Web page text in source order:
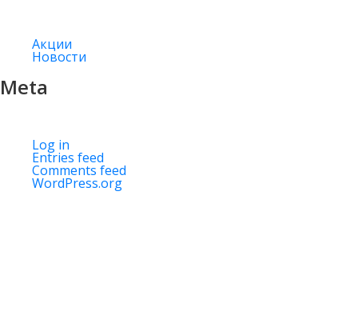
Акции
Новости
Meta
Log in
Entries feed
Comments feed
WordPress.org